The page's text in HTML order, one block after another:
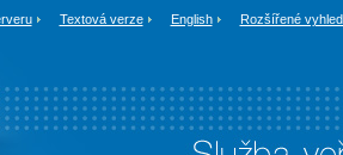
Textová verze English Rozšířené